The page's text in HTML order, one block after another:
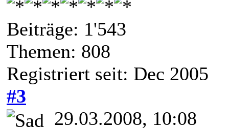
Beiträge: 1'543
Themen: 808
Registriert seit: Dec 2005
#3
29.03.2008, 10:08